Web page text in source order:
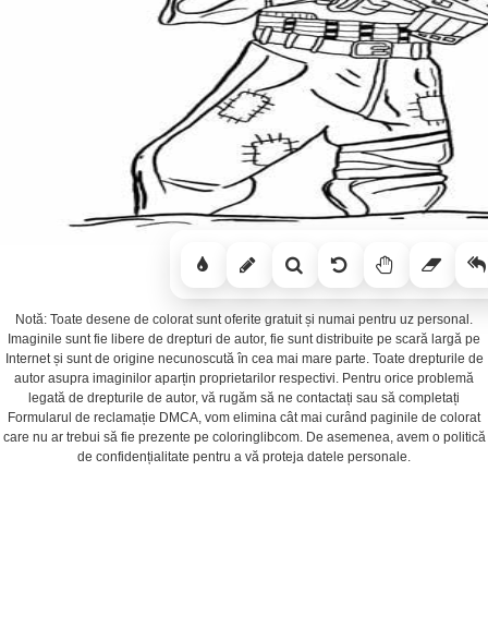
Notă: Toate desene de colorat sunt oferite gratuit și numai pentru uz personal.
Imaginile sunt fie libere de drepturi de autor, fie sunt distribuite pe scară largă pe
Internet și sunt de origine necunoscută în cea mai mare parte. Toate drepturile de
autor asupra imaginilor aparțin proprietarilor respectivi. Pentru orice problemă
legată de drepturile de autor, vă rugăm să ne contactați sau să completați
Formularul de reclamație DMCA, vom elimina cât mai curând paginile de colorat
care nu ar trebui să fie prezente pe coloringlibcom. De asemenea, avem o politică
de confidențialitate pentru a vă proteja datele personale.